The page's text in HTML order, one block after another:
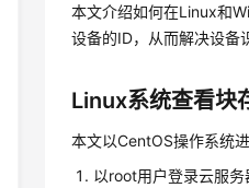
本文介绍如何在Linux和
设备的ID，从而解决设备
Linux系统查看块
本文以CentOS操作系统
以root用户登录云服务